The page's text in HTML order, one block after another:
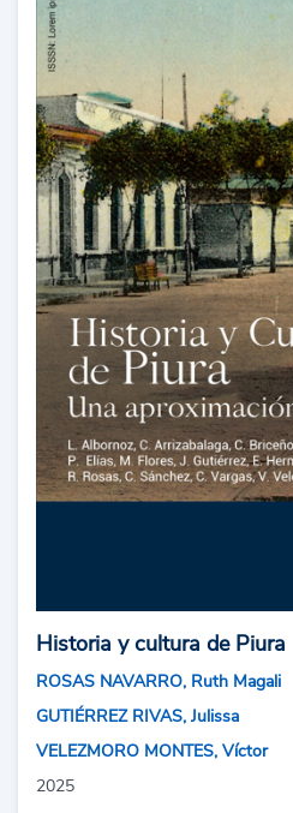
Historia y cultura de Piura
ROSAS NAVARRO, Ruth Magali
GUTIÉRREZ RIVAS, Julissa
VELEZMORO MONTES, Víctor
2025